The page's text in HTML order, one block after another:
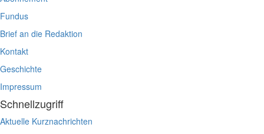
Fundus
Brief an die Redaktion
Kontakt
Geschichte
Impressum
Schnellzugriff
Aktuelle Kurznachrichten